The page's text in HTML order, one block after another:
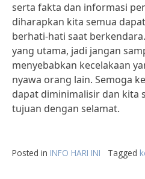
serta fakta dan informasi
diharapkan kita semua
berhati-hati saat
yang utama, jadi jangan
menyebabkan kecelakaan
nyawa orang lain. Semoga
dapat diminimalisir dan kita
tujuan dengan selamat.
Posted in INFO HARI INI Tagged